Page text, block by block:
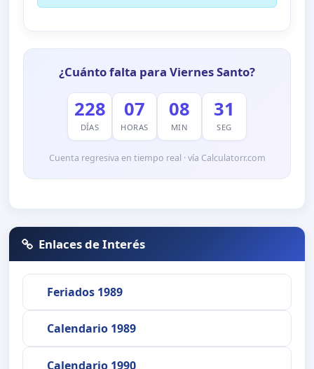
¿Cuánto falta para Viernes Santo?
228
DÍAS
07
HORAS
08
MIN
29
SEG
Cuenta regresiva en tiempo real · vía Calculatorr.com
Enlaces de Interés
Feriados 1989
Calendario 1989
Calendario 1990